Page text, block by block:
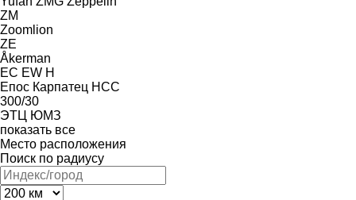
ZM
Zoomlion
ZE
Åkerman
EC EW H
Епос Карпатец НСС
300/30
ЭТЦ ЮМЗ
показать все
Место расположения
Поиск по радиусу